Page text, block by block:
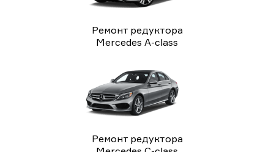
Ремонт редуктора
Mercedes A-class
Ремонт редуктора